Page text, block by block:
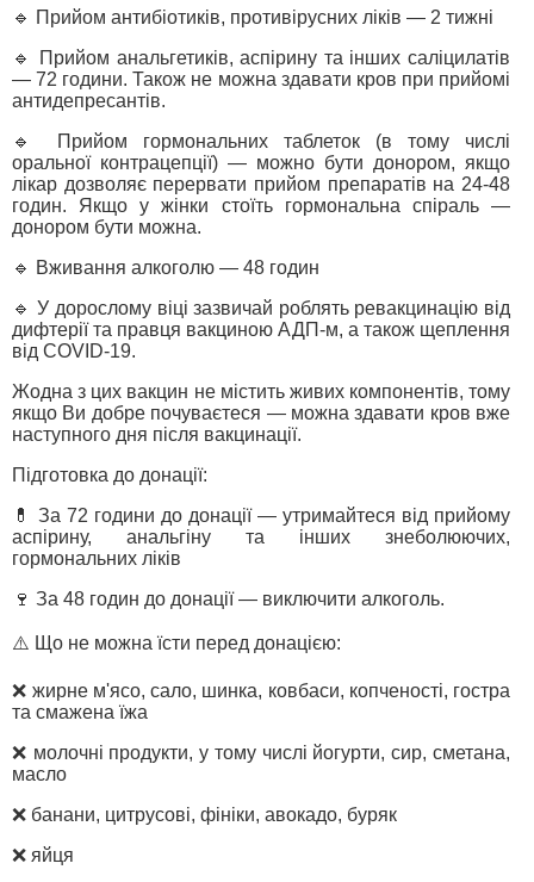
🔹 Прийом антибіотиків, противірусних ліків — 2 тижні
🔹 Прийом анальгетиків, аспірину та інших саліцилатів
— 72 години. Також не можна здавати кров при прийомі
антидепресантів.
🔹 Прийом гормональних таблеток (в тому числі
оральної контрацепції) — можно бути донором, якщо
лікар дозволяє перервати прийом препаратів на 24-48
годин. Якщо у жінки стоїть гормональна спіраль —
донором бути можна.
🔹 Вживання алкоголю — 48 годин
🔹 У дорослому віці зазвичай роблять ревакцинацію від
дифтерії та правця вакциною АДП-м, а також щеплення
від COVID-19.
Жодна з цих вакцин не містить живих компонентів, тому
якщо Ви добре почуваєтеся — можна здавати кров вже
наступного дня після вакцинації.
Підготовка до донації:
💊 За 72 години до донації — утримайтеся від прийому
аспірину, анальгіну та інших знеболюючих,
гормональних ліків
🍷 За 48 годин до донації — виключити алкоголь.
⚠️ Що не можна їсти перед донацією:
❌ жирне м'ясо, сало, шинка, ковбаси, копченості, гостра
та смажена їжа
❌ молочні продукти, у тому числі йогурти, сир, сметана,
масло
❌ банани, цитрусові, фініки, авокадо, буряк
❌ яйця